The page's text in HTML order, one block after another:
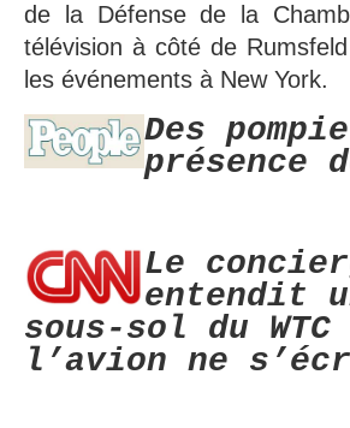
de la Défense de la
télévision à côté de
les événements à New York.
Des
présence
Le
entendit
sous-sol du
l’avion ne